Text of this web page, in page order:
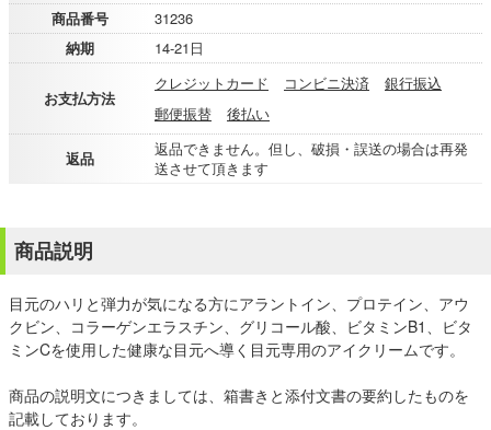
商品番号
31236
納期
14-21日
お支払方法
クレジットカード コンビニ決済
銀行振込
郵便振替
後払い
返品
返品できません。但し、破損・誤送の場合は再発
送させて頂きます
商品説明
目元のハリと弾力が気になる方にアラントイン、プロテイン、アウ
クビン、コラーゲンエラスチン、グリコール酸、ビタミンB1、ビタ
ミンCを使用した健康な目元へ導く目元専用のアイクリームです。
商品の説明文につきましては、箱書きと添付文書の要約したものを
記載しております。